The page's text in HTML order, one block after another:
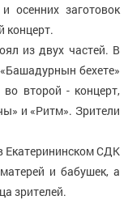
осенних заготовок
концерт.
из двух частей. В
бехете»
во второй - концерт,
и «Ритм». Зрители
Екатерининском СДК
и бабушек, а
зрителей.